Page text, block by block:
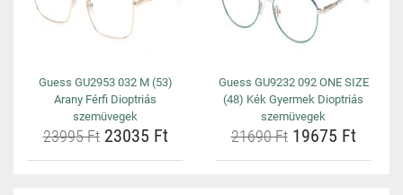
Guess GU2953 032 M (53)
Arany Férfi Dioptriás
szemüvegek
23995 Ft23035 Ft
Guess GU9232 092 ONE SIZE
(48) Kék Gyermek Dioptriás
szemüvegek
21690 Ft19675 Ft